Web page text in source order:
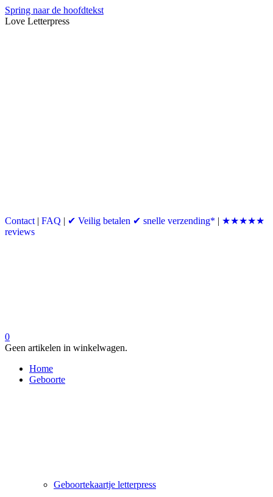
Spring naar de hoofdtekst
Love Letterpress
Contact | FAQ | ✔ Veilig betalen ✔ snelle verzending* | ★★★★★
reviews
0
Geen artikelen in winkelwagen.
Home
Geboorte
Geboortekaartje letterpress